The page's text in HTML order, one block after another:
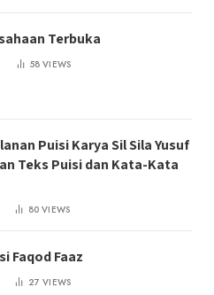
Terbuka
58VIEWS
Puisi Karya Sil Sila Yusuf
Teks Puisi dan Kata-Kata
80VIEWS
Faqod Faaz
27VIEWS